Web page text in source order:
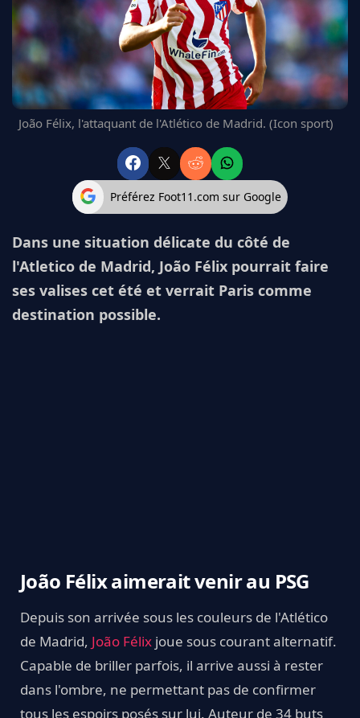
FC BARCELONE
MANCHESTER UNITED
CHELSEA
ARSENAL
BAYERN
L'AVIS DE LA RÉDAC'
João Félix, l'attaquant de l'Atlético de Madrid. (Icon sport)
Préférez Foot11.com sur Google
Dans une situation délicate du côté de
l'Atletico de Madrid, João Félix pourrait faire
ses valises cet été et verrait Paris comme
destination possible.
João Félix aimerait venir au PSG
Depuis son arrivée sous les couleurs de l'Atlético
de Madrid, João Félix joue sous courant alternatif.
Capable de briller parfois, il arrive aussi à rester
dans l'ombre, ne permettant pas de confirmer
tous les espoirs posés sur lui. Auteur de 34 buts